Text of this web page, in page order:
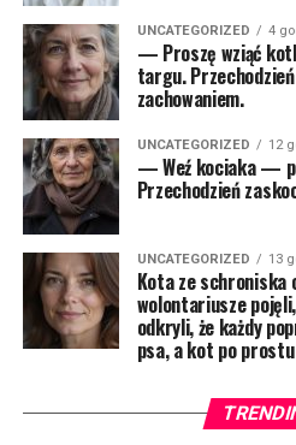
UNCATEGORIZED 4
— Proszę wziąć
targu.
zachowaniem.
UNCATEGORIZED 12
— Weź kociaka —
Przechodzień
UNCATEGORIZED 13
Kota ze
wolontariusze
odkryli, że każdy
psa, a kot po prostu